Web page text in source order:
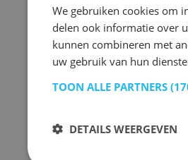
We gebruiken cookies om
delen ook informatie over
kunnen combineren met
uw gebruik van hun
TOON ALLE PARTNERS
DETAILS WEERGEVEN